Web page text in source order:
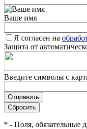
Ваше имя
Я согласен на
Защита от
Введите символы с
* - Поля, обязательные
25% картой
Получайте
выбранный
Оставшиеся
списываться
по